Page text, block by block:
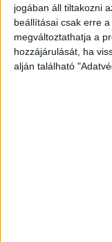
jogában áll tiltakozni
beállításai csak erre
megváltoztathatja a
hozzájárulását, ha
alján található
így az ekkor már
alatt is álló
további
legfrissebb